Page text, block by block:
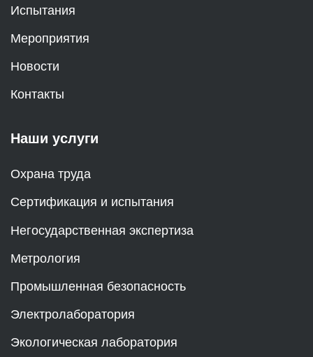
Испытания
Мероприятия
Новости
Контакты
Наши услуги
Охрана труда
Сертификация и испытания
Негосударственная экспертиза
Метрология
Промышленная безопасность
Электролаборатория
Экологическая лаборатория